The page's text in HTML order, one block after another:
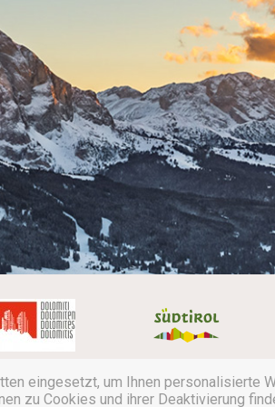
eingesetzt, um Ihnen personalisierte
zu Cookies und ihrer Deaktivierung
· Impressum · Cookies ·